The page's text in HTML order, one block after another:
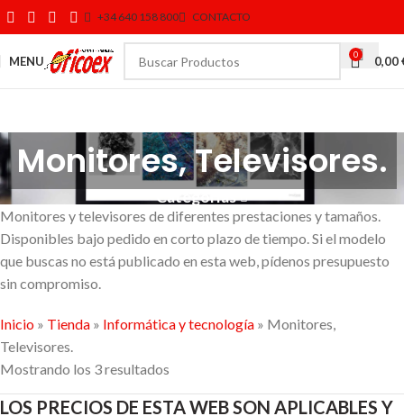
+34 640 158 800 CONTACTO
MENU 0 0,00
Monitores, Televisores.
Categorías
Monitores y televisores de diferentes prestaciones y tamaños.
Disponibles bajo pedido en corto plazo de tiempo. Si el modelo
que buscas no está publicado en esta web, pídenos presupuesto
sin compromiso.
Inicio » Tienda » Informática y tecnología » Monitores,
Televisores.
Mostrando los 3 resultados
LOS PRECIOS DE ESTA WEB SON APLICABLES Y